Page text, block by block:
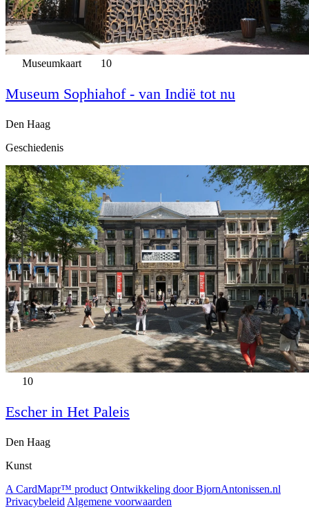
Museumkaart 10
Museum Sophiahof - van Indië tot nu
Den Haag
Geschiedenis
10
Escher in Het Paleis
Den Haag
Kunst
A CardMapr™ product Ontwikkeling door BjornAntonissen.nl
Privacybeleid Algemene voorwaarden